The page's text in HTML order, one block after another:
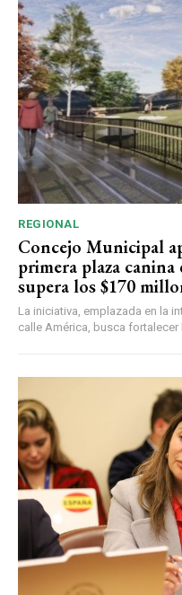
REGIONAL
Concejo Municipal
primera plaza
supera los $170
La iniciativa, emplazada en la
calle América, busca fortalecer